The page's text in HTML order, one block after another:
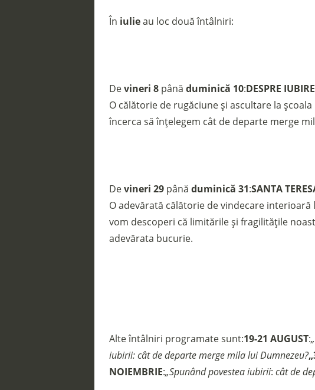
În iulieau loc două întâlniri:
Devineri 8 până duminică 10:DESPRE
O călătorie de rugăciune și ascultare la
încerca să înțelegem cât de departe merge
Devineri 29 până duminică 31:SANTA
O adevărată călătorie de vindecare
vom descoperi că limitările și fragilitățile
adevărata bucurie.
Alte întâlniri programate sunt:19-21 AUGUST:
iubirii: cât de departe merge mila lui Dumnezeu?„
NOIEMBRIE:„Spunând povestea iubirii: cât de